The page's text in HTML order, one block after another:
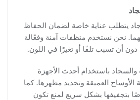
يتطلب عناية خاصة لضمان الحفاظ
نحن نستخدم منظفات آمنة وفعّالة
دون أن تسبب تلفًا أو تغيرًا في اللون.
باستخدام أحدث الأجهزة
الأوساخ العميقة وتجديد مظهرها. كما
بتجفيفها بشكل سريع لمنع تكون